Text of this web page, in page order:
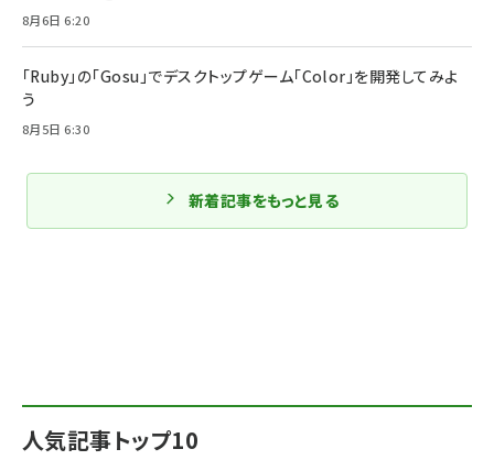
人気記事トップ10
8月6日 6:20
「Ruby」の「Gosu」でデスクトップゲーム「Color」を開発してみよ
う
8月5日 6:30
新着記事をもっと見る